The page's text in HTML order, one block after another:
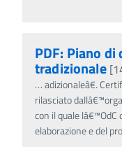
PDF: Piano
tradizionale
…adizionaleâ€.
rilasciato
con il quale
elaborazione e del